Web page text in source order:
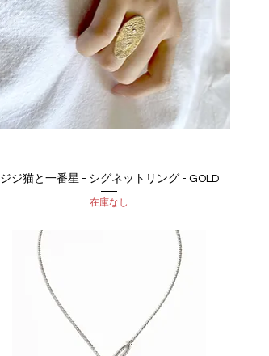
クイックビュー
ジジ猫と一番星 - シグネットリング - GOLD
在庫なし